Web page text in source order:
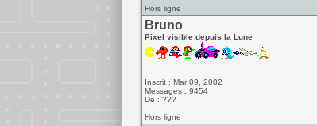
Hors ligne
Bruno
Pixel visible depuis la Lune
Inscrit : Mar 09, 2002
Messages : 9454
De : ???
Hors ligne